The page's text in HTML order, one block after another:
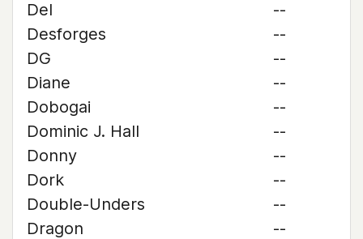
Del
--
Desforges
--
DG
--
Diane
--
Dobogai
--
Dominic J. Hall
--
Donny
--
Dork
--
Double-Unders
--
Dragon
--